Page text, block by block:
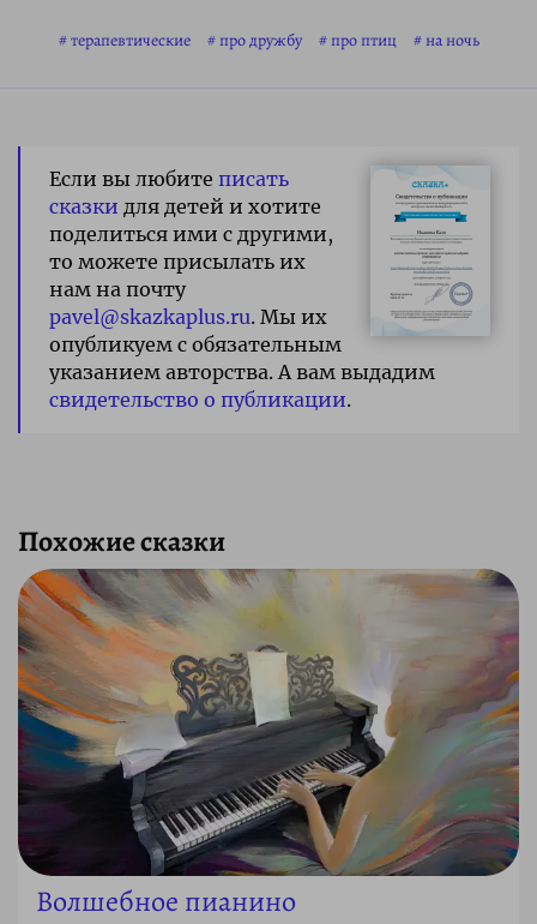
терапевтические про дружбу про птиц на ночь
Если вы любите писать
сказки для детей и хотите
поделиться ими с другими,
то можете присылать их
нам на почту
pavel@skazkaplus.ru. Мы их
опубликуем с обязательным
указанием авторства. А вам выдадим
свидетельство о публикации.
Похожие сказки
Волшебное пианино